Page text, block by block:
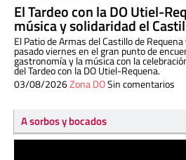
El Tardeo con la DO Utiel-
música y solidaridad el
El Patio de Armas del Castillo de
pasado viernes en el gran punto de
gastronomía y la música con la
del Tardeo con la DO Utiel-Requena.
03/08/2026Zona DOSin comentarios
A sorbos y bocados